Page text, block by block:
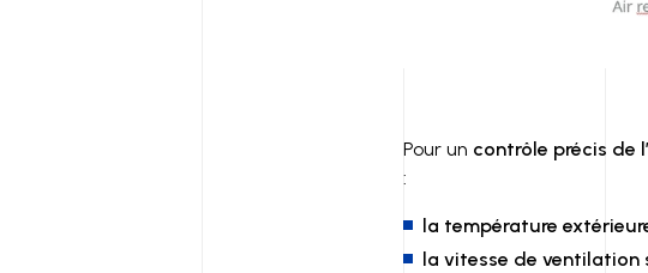
Pour un contrôle précis de
:
la température
la vitesse de ventilation